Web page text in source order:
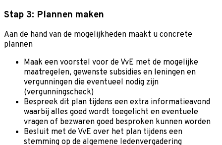
Stap 3: Plannen maken
Aan de hand van de mogelijkheden maakt u concrete
plannen
Maak een voorstel voor de VvE met de mogelijke
maatregelen, gewenste subsidies en leningen en
vergunningen die eventueel nodig zijn
(vergunningscheck)
Bespreek dit plan tijdens een extra informatieavond
waarbij alles goed wordt toegelicht en eventuele
vragen of bezwaren goed besproken kunnen worden
Besluit met de VvE over het plan tijdens een
stemming op de algemene ledenvergadering